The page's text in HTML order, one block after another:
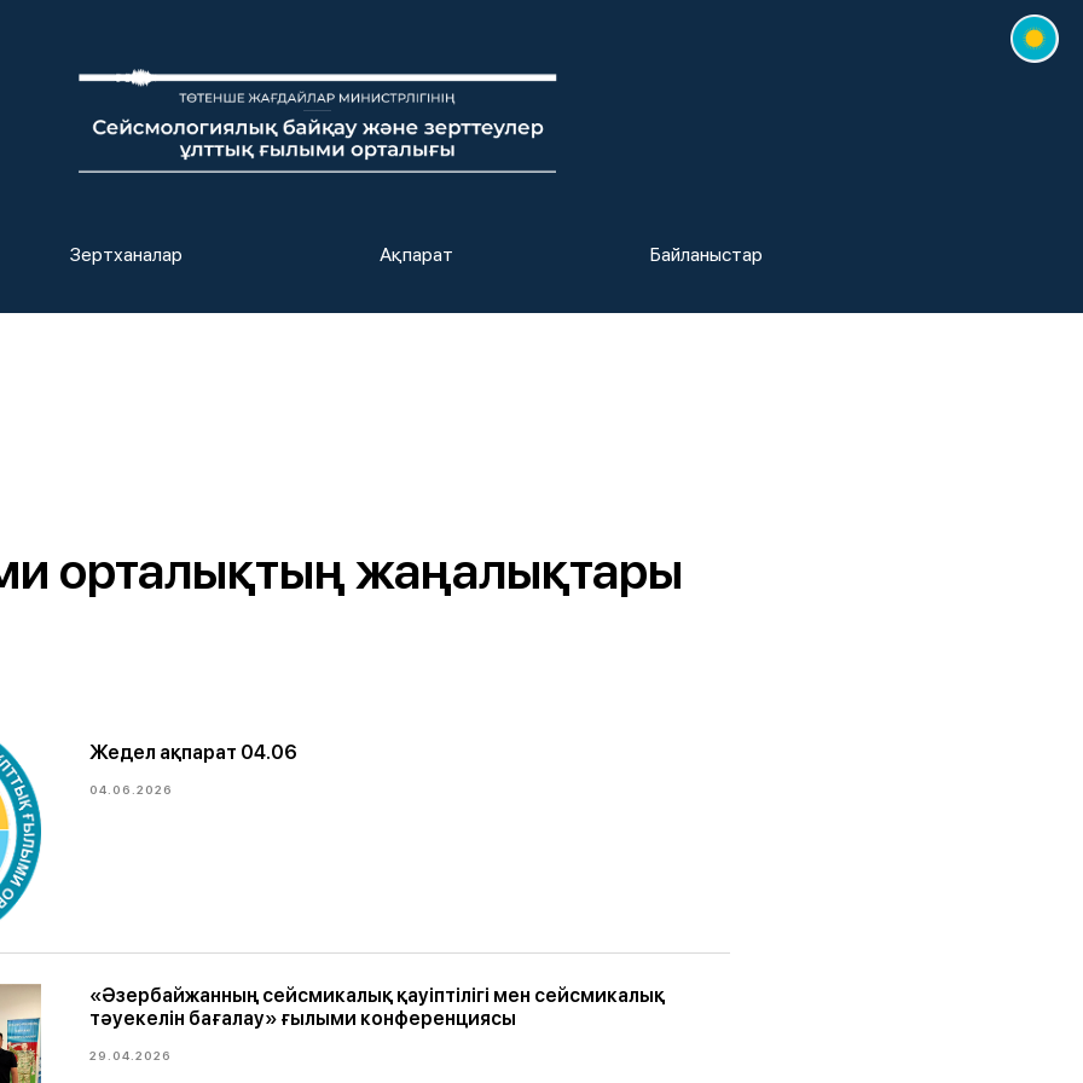
Зертханалар Ақпарат Байланыстар
орталықтың жаңалықтары
Жедел ақпарат 04.06
04.06.2026
«Әзербайжанның сейсмикалық қауіптілігі мен сейсмикалық
тәуекелін бағалау» ғылыми конференциясы
29.04.2026